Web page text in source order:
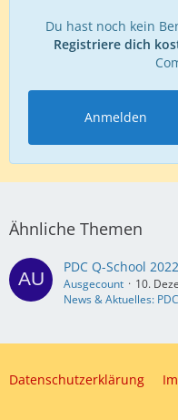
Du hast noch kein
Registriere dich
Anmelden
Ähnliche Themen
PDC Q-School 2022
Ausgecount
10.
News & Aktuelles: PDC
Datenschutzerklärung